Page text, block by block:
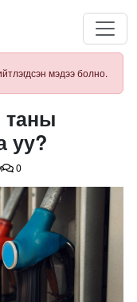
мэдээ болно.
таны
уу?
0